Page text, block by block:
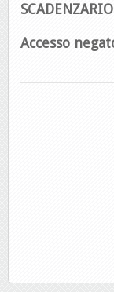
Accesso